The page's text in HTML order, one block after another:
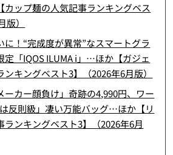
ップ麺の人気記事ランキングベス
版）
に！“完成度が異常”なスマートグラ
定「IQOS ILUMA i」…ほか【ガジェ
キングベスト3】（2026年6月版）
ーカー顔負け」奇跡の4,990円、ワー
反則級」凄い万能バッグ…ほか【リ
ランキングベスト3】（2026年6月